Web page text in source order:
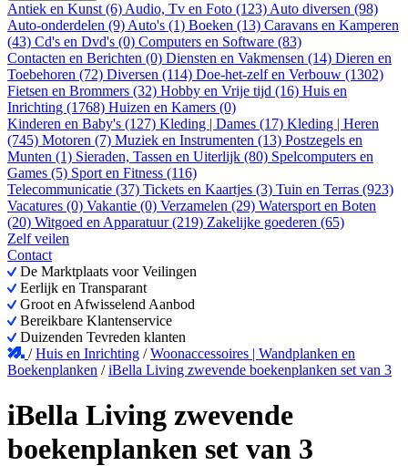
Antiek en Kunst (6) Audio, Tv en Foto (123) Auto diversen (98)
Auto-onderdelen (9) Auto's (1) Boeken (13) Caravans en Kamperen
(43) Cd's en Dvd's (0) Computers en Software (83)
Contacten en Berichten (0) Diensten en Vakmensen (14) Dieren en
Toebehoren (72) Diversen (114) Doe-het-zelf en Verbouw (1302)
Fietsen en Brommers (32) Hobby en Vrije tijd (16) Huis en
Inrichting (1768) Huizen en Kamers (0)
Kinderen en Baby's (127) Kleding | Dames (17) Kleding | Heren
(745) Motoren (7) Muziek en Instrumenten (13) Postzegels en
Munten (1) Sieraden, Tassen en Uiterlijk (80) Spelcomputers en
Games (5) Sport en Fitness (116)
Telecommunicatie (37) Tickets en Kaartjes (3) Tuin en Terras (923)
Vacatures (0) Vakantie (0) Verzamelen (29) Watersport en Boten
(20) Witgoed en Apparatuur (219) Zakelijke goederen (65)
Zelf veilen
Contact
De Marktplaats voor Veilingen
Eerlijk en Transparant
Groot en Afwisselend Aanbod
Bereikbare Klantenservice
Duizenden Tevreden klanten
/Huis en Inrichting /Woonaccessoires | Wandplanken en
Boekenplanken /iBella Living zwevende boekenplanken set van 3
iBella Living zwevende
boekenplanken set van 3